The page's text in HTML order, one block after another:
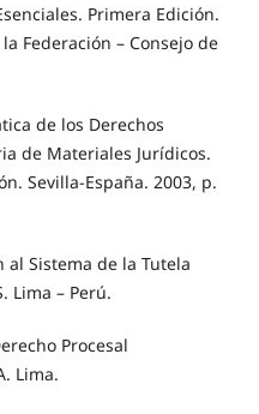
Primera Edición.
Federación – Consejo de
de los Derechos
de Materiales Jurídicos.
Sevilla-España. 2003, p.
al Sistema de la Tutela
Lima – Perú.
Procesal
Lima.